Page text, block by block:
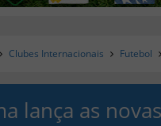
Clubes Internacionais Futebol
lança as